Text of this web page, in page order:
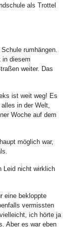
als Trottel
rumhängen.
in diesem
weiter. Das
ist weit weg! Es
in der Welt,
Woche auf dem
möglich war,
Leid nicht wirklich
eine bekloppte
vermissten
ich hörte ja
Aber es war eben